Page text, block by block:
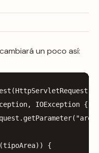
un poco así:
(HttpServletRequest
, IOException {
. getParameter(
(tipoArea))
{